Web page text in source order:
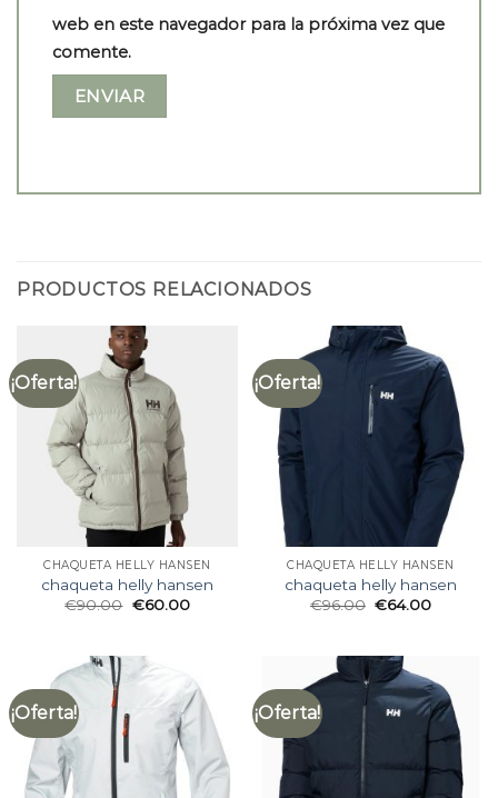
web en este navegador para la próxima vez que
comente.
PRODUCTOS RELACIONADOS
¡Oferta!
CHAQUETA HELLY HANSEN
chaqueta helly hansen
€90.00 €60.00
¡Oferta!
CHAQUETA HELLY HANSEN
chaqueta helly hansen
€96.00 €64.00
¡Oferta! ¡Oferta!